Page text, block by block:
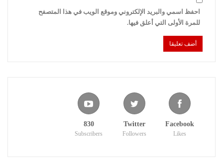
احفظ اسمي والبريد الإلكتروني وموقع الويب في هذا المتصفح
للمرة الأولى التي أعلق فيها.
Facebook
Likes
Twitter
Followers
830
Subscribers